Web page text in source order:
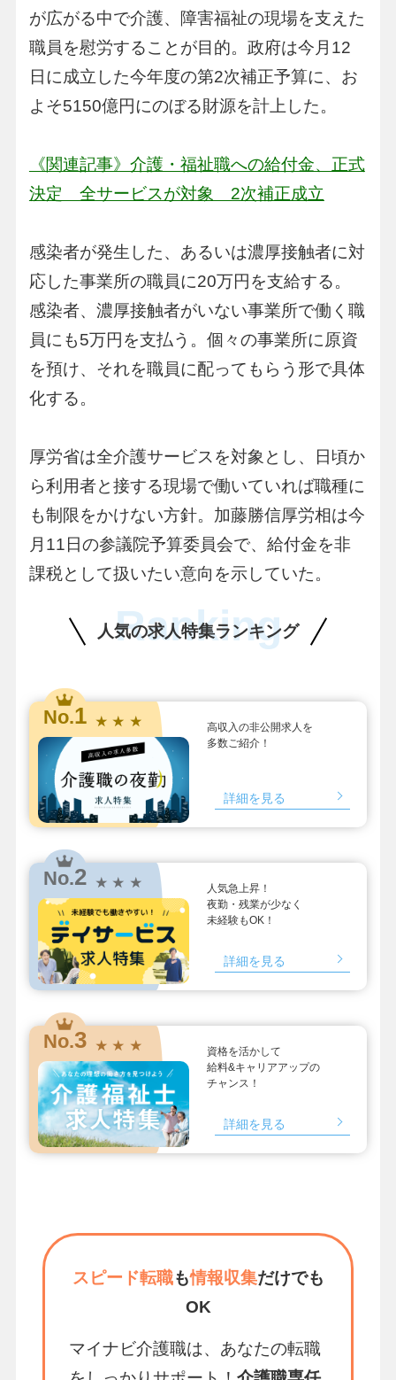
が広がる中で介護、障害福祉の現場を支えた
職員を慰労することが目的。政府は今月12
日に成立した今年度の第2次補正予算に、お
よそ5150億円にのぼる財源を計上した。
《関連記事》介護・福祉職への給付金、正式
決定 全サービスが対象 2次補正成立
感染者が発生した、あるいは濃厚接触者に対
応した事業所の職員に20万円を支給する。
感染者、濃厚接触者がいない事業所で働く職
員にも5万円を支払う。個々の事業所に原資
を預け、それを職員に配ってもらう形で具体
化する。
厚労省は全介護サービスを対象とし、日頃か
ら利用者と接する現場で働いていれば職種に
も制限をかけない方針。加藤勝信厚労相は今
月11日の参議院予算委員会で、給付金を非
課税として扱いたい意向を示していた。
人気の求人特集ランキング
Ranking
No.1 ★ ★ ★
高収入の非公開求人を
多数ご紹介！
詳細を見る
No.2 ★ ★ ★
人気急上昇！
夜勤・残業が少なく
未経験もOK！
詳細を見る
No.3 ★ ★ ★
資格を活かして
給料&キャリアアップの
チャンス！
詳細を見る
スピード転職も情報収集だけでも
OK
マイナビ介護職は、あなたの転職